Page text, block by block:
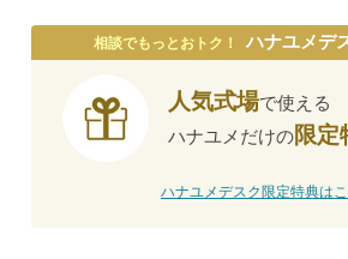
相談でもっとおトク！ ハナユメデ
人気式場で使える
ハナユメだけの限定
ハナユメデスク限定特典は